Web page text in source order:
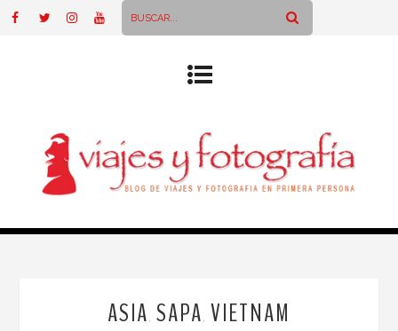
ASIA SAPA VIETNAM